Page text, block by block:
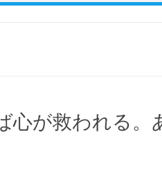
心が救われる。